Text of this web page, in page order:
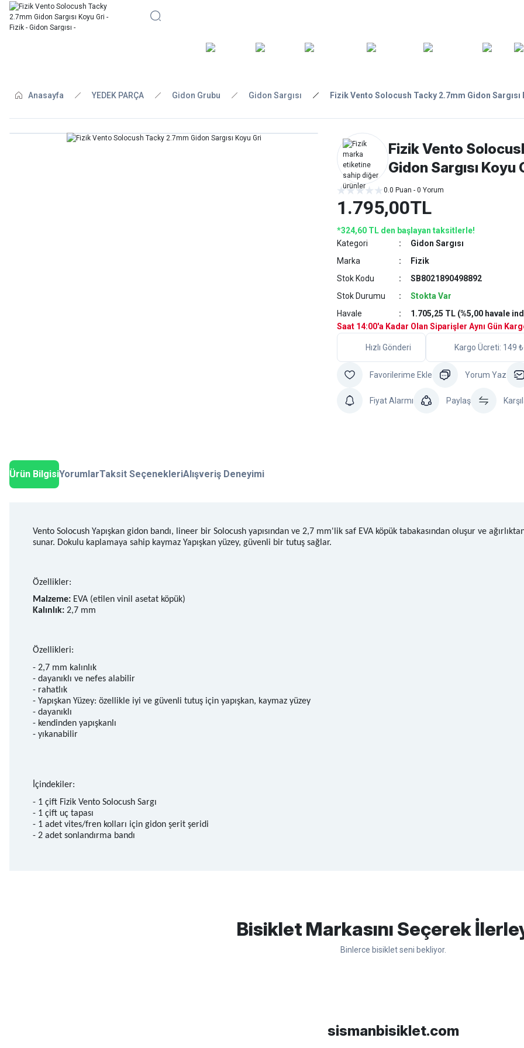
BİSİKLET AKSESUARLAR ASKI/TAŞIMA TAMİR/BAKIM
Anasayfa YEDEK PARÇA Gidon Grubu Gidon Sargısı Fizik Vento Solocush Tacky 2.7mm Gidon Sargısı
Fizik Vento
Gidon Sargısı Koyu
0.0 Puan - 0 Yorum
1.795,00TL
*324,60 TL den başlayan taksitlerle!
Kategori
Gidon Sargısı
Marka
Fizik
Stok Kodu
SB8021890498892
Stok Durumu
Stokta Var
Havale
1.705,25 TL (%5,00 havale
Saat 14:00'a Kadar Olan Siparişler Aynı Gün
Hızlı Gönderi Kargo Ücreti: 149 ₺
Yorum Yaz
Fiyat Alarmı Paylaş
Ürün BilgisiYorumlarTaksit SeçenekleriAlışveriş Deneyimi
Vento Solocush Yapışkan gidon bandı, lineer bir Solocush yapısından ve 2,7 mm'lik saf EVA köpük tabakasından oluşur ve
sunar. Dokulu kaplamaya sahip kaymaz Yapışkan yüzey, güvenli bir tutuş sağlar.
Özellikler:
Malzeme: EVA (etilen vinil asetat köpük)
Kalınlık: 2,7 mm
Özellikleri:
- 2,7 mm kalınlık
- dayanıklı ve nefes alabilir
- rahatlık
- Yapışkan Yüzey: özellikle iyi ve güvenli tutuş için yapışkan, kaymaz yüzey
- dayanıklı
- kendinden yapışkanlı
- yıkanabilir
İçindekiler:
- 1 çift Fizik Vento Solocush Sargı
- 1 çift uç tapası
- 1 adet vites/fren kolları için gidon şerit şeridi
- 2 adet sonlandırma bandı
Yorum Yaz
Bisiklet Markasını Seçerek
Binlerce bisiklet seni bekliyor.
sismanbisiklet.com